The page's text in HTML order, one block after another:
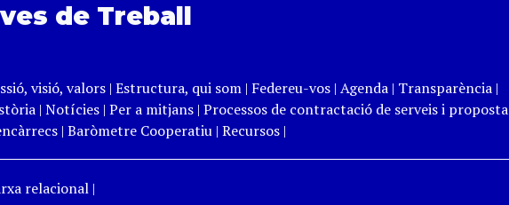
de Treball
visió, valors| Estructura, qui som| Federeu-vos| Agenda | Transparència|
| Notícies | Per a mitjans| Processos de contractació de serveis i proposta
| Baròmetre Cooperatiu| Recursos|
relacional|